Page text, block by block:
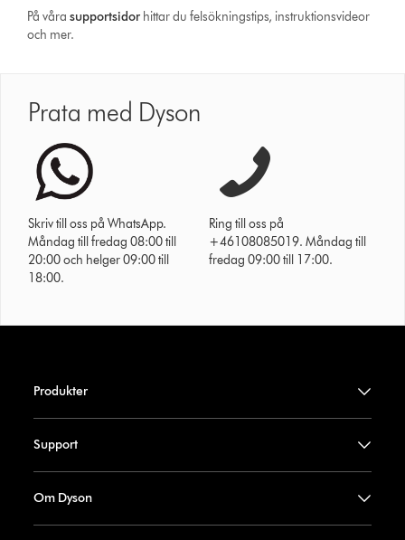
På vårasupport­sidor hittar du felsökningstips, instruktionsvideor
och mer.
Prata med Dyson
Skriv till oss på WhatsApp.
Måndag till fredag 08:00 till
20:00 och helger 09:00 till
18:00.
Ring till oss på
+46108085019. Måndag till
fredag 09:00 till 17:00.
Produkter
Support
Om Dyson